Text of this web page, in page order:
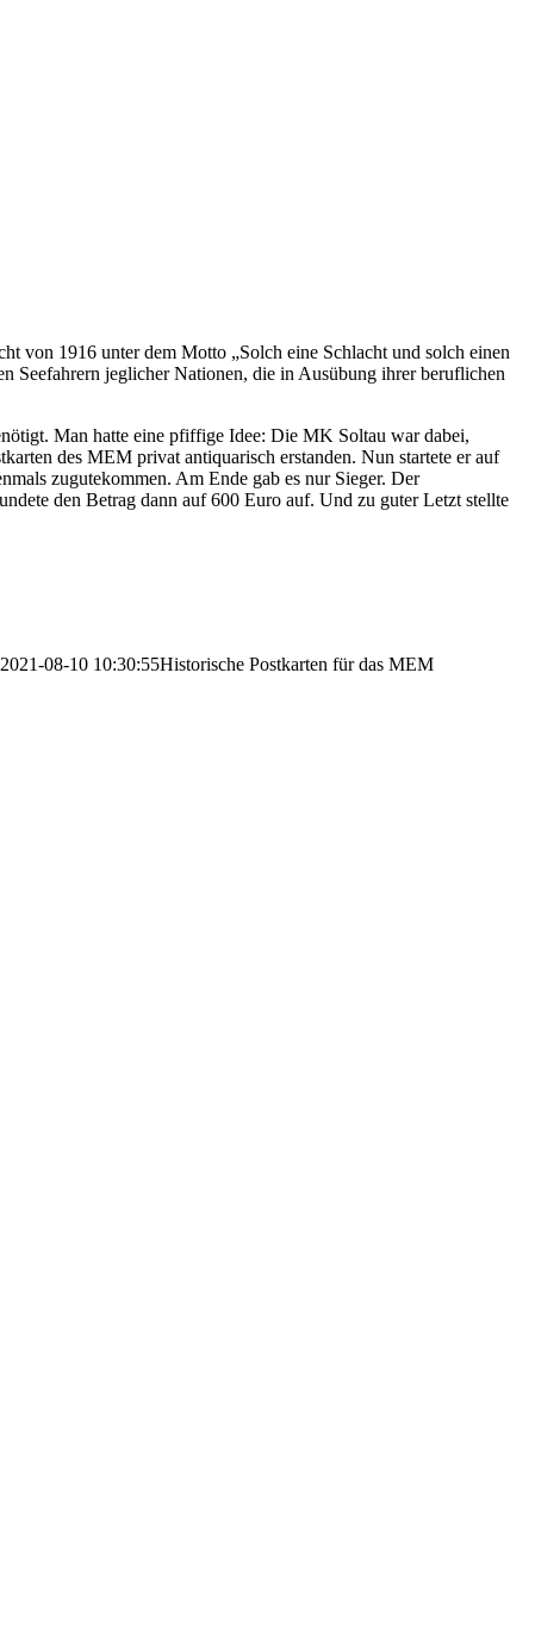
von 1916 unter dem Motto „Solch eine Schlacht und solch einen
Seefahrern jeglicher Nationen, die in Ausübung ihrer beruflichen
Man hatte eine pfiffige Idee: Die MK Soltau war dabei,
des MEM privat antiquarisch erstanden. Nun startete er auf
zugutekommen. Am Ende gab es nur Sieger. Der
den Betrag dann auf 600 Euro auf. Und zu guter Letzt stellte
2021-08-10 10:30:55Historische Postkarten für das MEM